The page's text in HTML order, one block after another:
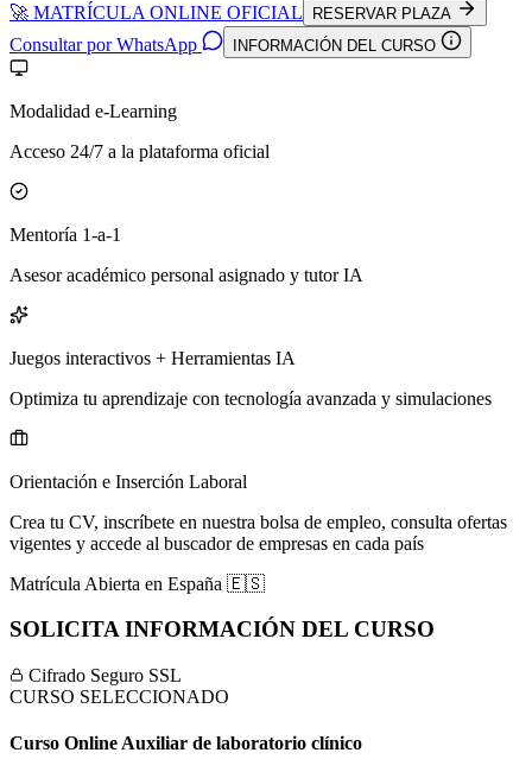
🚀 MATRÍCULA ONLINE OFICIAL RESERVAR PLAZA
Consultar por WhatsApp INFORMACIÓN DEL CURSO
Modalidad e-Learning
Acceso 24/7 a la plataforma oficial
Mentoría 1-a-1
Asesor académico personal asignado y tutor IA
Juegos interactivos + Herramientas IA
Optimiza tu aprendizaje con tecnología avanzada y simulaciones
Orientación e Inserción Laboral
Crea tu CV, inscríbete en nuestra bolsa de empleo, consulta ofertas
vigentes y accede al buscador de empresas en cada país
Matrícula Abierta en España 🇪🇸
SOLICITA INFORMACIÓN DEL CURSO
Cifrado Seguro SSL
CURSO SELECCIONADO
Curso Online Auxiliar de laboratorio clínico